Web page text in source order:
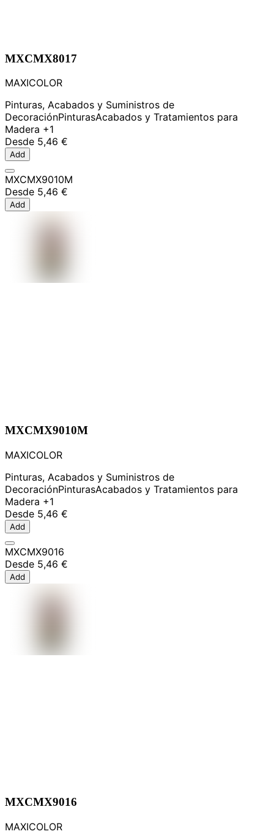
MXCMX8017
MAXICOLOR
Pinturas, Acabados y Suministros de
DecoraciónPinturasAcabados y Tratamientos para
Madera +1
Desde 5,46 €
Add
MXCMX9010M
Desde 5,46 €
Add
MXCMX9010M
MAXICOLOR
Pinturas, Acabados y Suministros de
DecoraciónPinturasAcabados y Tratamientos para
Madera +1
Desde 5,46 €
Add
MXCMX9016
Desde 5,46 €
Add
MXCMX9016
MAXICOLOR